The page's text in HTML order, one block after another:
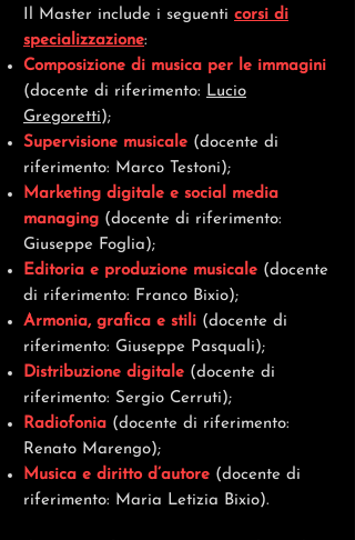
Il Master include i seguenti corsi di
specializzazione:
Composizione di musica per le immagini
(docente di riferimento: Lucio
Gregoretti );
Supervisione musicale (docente di
riferimento: Marco Testoni);
Marketing digitale e social media
managing (docente di riferimento:
Giuseppe Foglia);
Editoria e produzione musicale (docente
di riferimento: Franco Bixio);
Armonia, grafica e stili (docente di
riferimento: Giuseppe Pasquali);
Distribuzione digitale (docente di
riferimento: Sergio Cerruti);
Radiofonia (docente di riferimento:
Renato Marengo);
Musica e diritto d’autore (docente di
riferimento: Maria Letizia Bixio).